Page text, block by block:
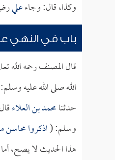
وكذا، قال: وجاءعلي
باب في النهي
قال المصنف رحمه الله
الله صلى الله عليه
حدثنامحمد بن العلاء
وسلم: (اذكروا
هذا الحديث لا يصح،